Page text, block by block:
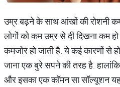
उम्र बढ़ने के साथ आंखों की रोशनी
लोगों को कम उम्र से दी दिखना कम
कमजोर हो जाती है. ये कई कारणों से
जाना एक बुरे सपने की तरह है.
और इसका एक कॉमन सा सॉल्यूशन